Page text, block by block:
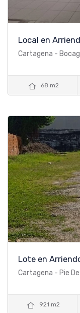
Local en
Cartagena -
 68 m2
Lote en
Cartagena - Pie
 921 m2